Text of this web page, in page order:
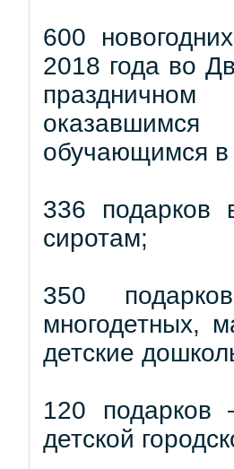
600
2018 года во
обучающимся
336 подарков
сиротам;
350
многодетных,
детские
120 подарков
детской